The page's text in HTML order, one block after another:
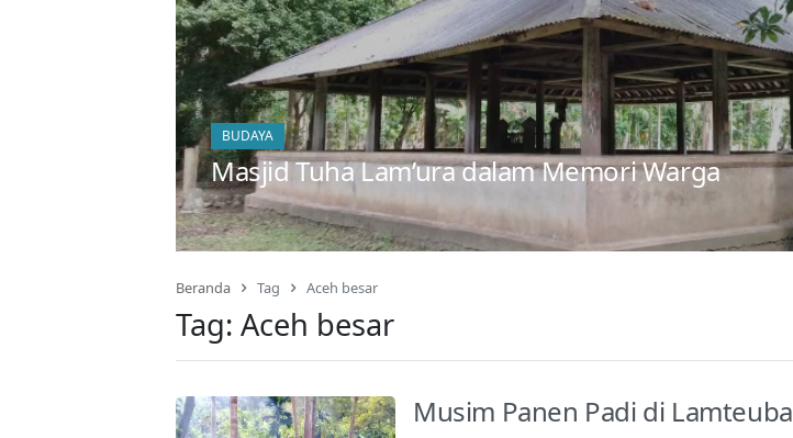
BUDAYA
Masjid Tuha Lam’ura dalam Memori Warga
Beranda Tag Aceh besar
Tag: Aceh besar
Musim Panen Padi di Lamteuba